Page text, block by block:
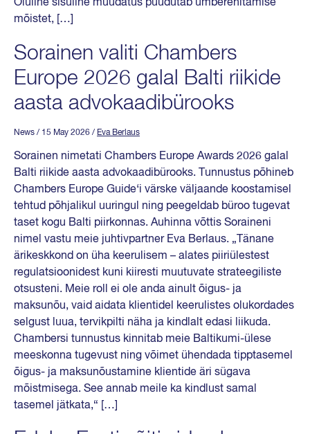
Oluline sisuline muudatus puudutab ümberehitamise
mõistet, […]
Sorainen valiti Chambers
Europe 2026 galal Balti riikide
aasta advokaadibürooks
News / 15 May 2026 / Eva Berlaus
Sorainen nimetati Chambers Europe Awards 2026 galal
Balti riikide aasta advokaadibürooks. Tunnustus põhineb
Chambers Europe Guide‘i värske väljaande koostamisel
tehtud põhjalikul uuringul ning peegeldab büroo tugevat
taset kogu Balti piirkonnas. Auhinna võttis Soraineni
nimel vastu meie juhtivpartner Eva Berlaus. „Tänane
ärikeskkond on üha keerulisem – alates piiriülestest
regulatsioonidest kuni kiiresti muutuvate strateegiliste
otsusteni. Meie roll ei ole anda ainult õigus- ja
maksunõu, vaid aidata klientidel keerulistes olukordades
selgust luua, tervikpilti näha ja kindlalt edasi liikuda.
Chambersi tunnustus kinnitab meie Baltikumi-ülese
meeskonna tugevust ning võimet ühendada tipptasemel
õigus- ja maksunõustamine klientide äri sügava
mõistmisega. See annab meile ka kindlust samal
tasemel jätkata,“ […]